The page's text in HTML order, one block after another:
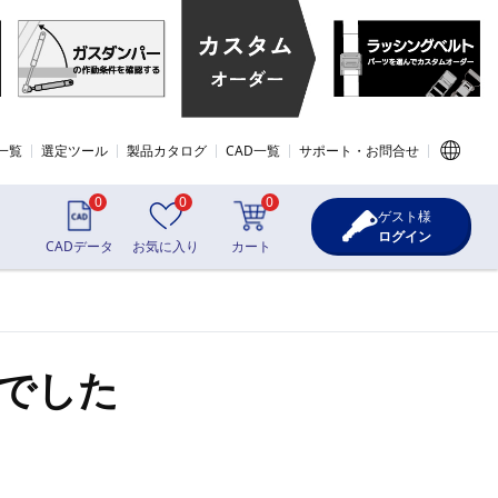
覧 選定ツール 製品カタログ CAD一覧 サポート・お問合せ
0
CADデータ
0
お気に入り
0
カート
ゲスト様
ログイン
した